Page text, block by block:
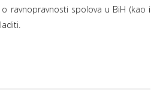
ravnopravnosti spolova u BiH (kao i